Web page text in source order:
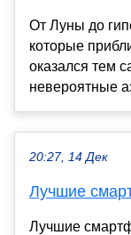
От Луны до
которые
оказался тем
невероятные
20:27, 14 Дек
Лучшие
Лучшие